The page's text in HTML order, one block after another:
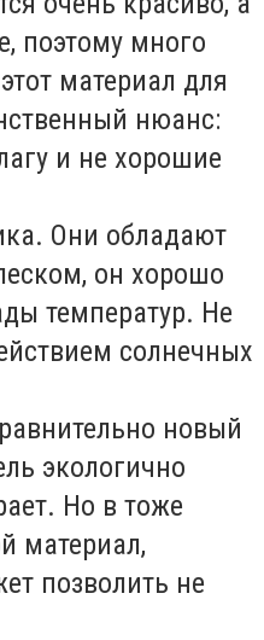
поэтому много
материал для
нюанс:
и не хорошие
Они обладают
он хорошо
температур. Не
солнечных
новый
экологично
Но в тоже
материал,
позволить не